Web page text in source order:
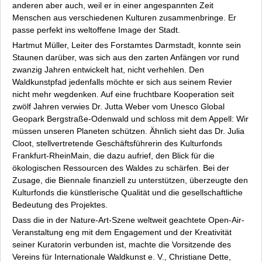
anderen aber auch, weil er in einer angespannten Zeit
Menschen aus verschiedenen Kulturen zusammenbringe. Er
passe perfekt ins weltoffene Image der Stadt.
Hartmut Müller, Leiter des Forstamtes Darmstadt, konnte sein
Staunen darüber, was sich aus den zarten Anfängen vor rund
zwanzig Jahren entwickelt hat, nicht verhehlen. Den
Waldkunstpfad jedenfalls möchte er sich aus seinem Revier
nicht mehr wegdenken. Auf eine fruchtbare Kooperation seit
zwölf Jahren verwies Dr. Jutta Weber vom Unesco Global
Geopark Bergstraße-Odenwald und schloss mit dem Appell: Wir
müssen unseren Planeten schützen. Ähnlich sieht das Dr. Julia
Cloot, stellvertretende Geschäftsführerin des Kulturfonds
Frankfurt-RheinMain, die dazu aufrief, den Blick für die
ökologischen Ressourcen des Waldes zu schärfen . Bei der
Zusage, die Biennale finanziell zu unterstützen, überzeugte den
Kulturfonds die künstlerische Qualität und die gesellschaftliche
Bedeutung des Projektes.
Dass die in der Nature-Art-Szene weltweit geachtete Open-Air-
Veranstaltung eng mit dem Engagement und der Kreativität
seiner Kuratorin verbunden ist, machte die Vorsitzende des
Vereins für Internationale Waldkunst e. V., Christiane Dette,